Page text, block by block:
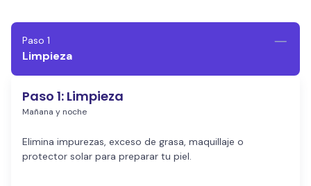
Paso 1
Limpieza
Paso 1: Limpieza
Mañana y noche
Elimina impurezas, exceso de grasa, maquillaje o
protector solar para preparar tu piel.